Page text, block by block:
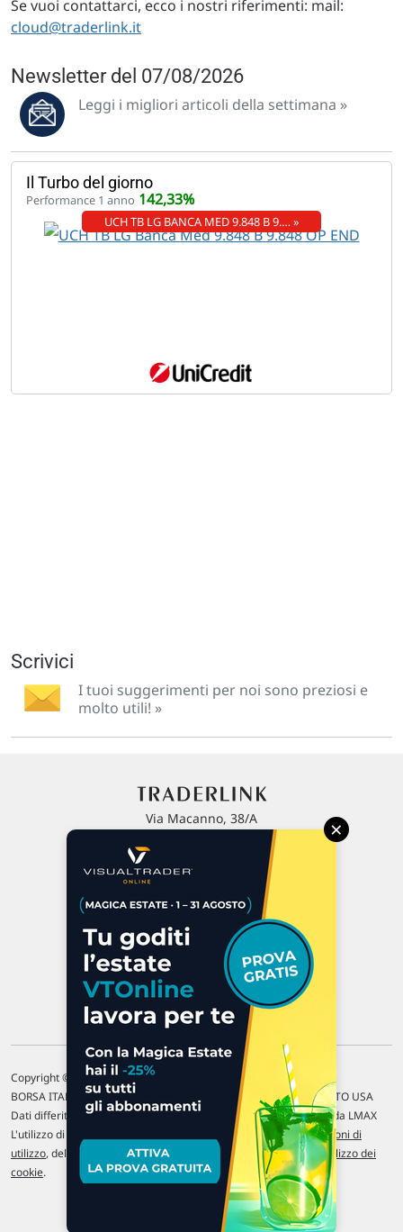
Se vuoi contattarci, ecco i nostri riferimenti: mail:
cloud@traderlink.it
Newsletter del 07/08/2026
Leggi i migliori articoli della settimana »
Il Turbo del giorno
Performance 1 anno 142,33%
UCH TB LG BANCA MED 9.848 B 9.… »
Scrivici
I tuoi suggerimenti per noi sono preziosi e
molto utili! »
Via Macanno, 38/A
P.IVA 02 452 460 401
Chi siamo
Commenti e segnalazioni
Contattaci
Copyright © 1996-2026 Traderlink Italia s.r.l.
BORSA ITALIANA Quotazioni di borsa differite di 15 min. / MERCATO USA
Dati differiti di 15 min. (fonte Intrinio) / FOREX Quotazioni fornite da LMAX
L'utilizzo di questo sito implica l'accettazione delle nostre Condizioni di
utilizzo, del Disclaimer MAR, delle Politiche sulla privacye dell' Utilizzo dei
cookie.
×